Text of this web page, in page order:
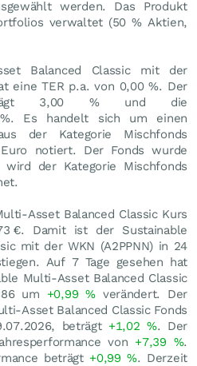
werden. Das Produkt
verwaltet (50 % Aktien,
Balanced Classic mit der
eine TER p.a. von 0,00 %. Der
3,00 % und die
%. Es handelt sich um einen
der Kategorie Mischfonds
notiert. Der Fonds wurde
wird der Kategorie Mischfonds
Asset Balanced Classic Kurs
€. Damit ist der Sustainable
mit der WKN (A2PPNN) in 24
Auf 7 Tage gesehen hat
Multi-Asset Balanced Classic
um +0,99%verändert. Der
Asset Balanced Classic Fonds
beträgt +1,02 %. Der
von +7,39 %.
beträgt +0,99%. Derzeit